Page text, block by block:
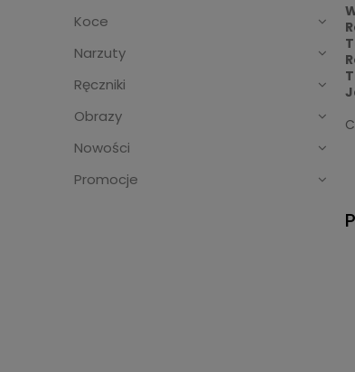
Koce
Narzuty
Ręczniki
Obrazy
Nowości
Promocje